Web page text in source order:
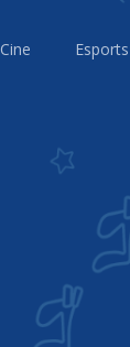
Cine Esports